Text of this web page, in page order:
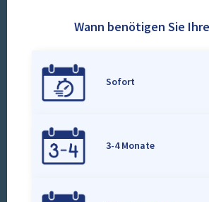
Wann benötigen Sie
Sofort
3-4 Monate